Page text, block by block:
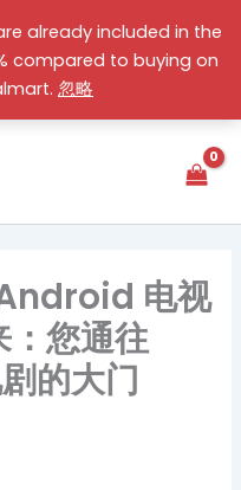
already included in the
compared to buying on
忽略
中文
Android 电视
：您通往
的大门